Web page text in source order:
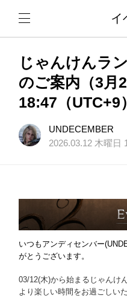
イ
じゃんけんラ
のご案内（3月
18:47（UTC+9
UNDECEMBER
2026.03.12 木曜日
いつもアンディセンバー
がとうございます。
03/12(木)から始まるじゃんけ
より楽しい時間をお過ごしい